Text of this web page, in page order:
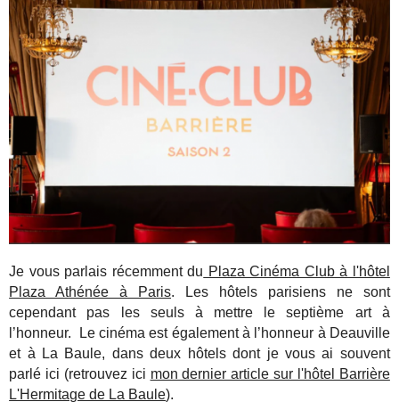
Je vous parlais récemment du Plaza Cinéma Club à l'hôtel
Plaza Athénée à Paris. Les hôtels parisiens ne sont
cependant pas les seuls à mettre le septième art à
l’honneur. Le cinéma est également à l’honneur à Deauville
et à La Baule, dans deux hôtels dont je vous ai souvent
parlé ici (retrouvez ici mon dernier article sur l'hôtel Barrière
L'Hermitage de La Baule).